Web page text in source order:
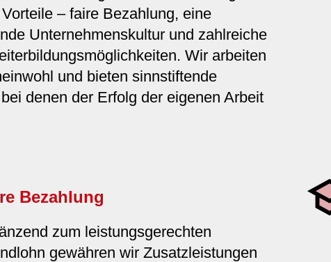
– faire Bezahlung, eine
Unternehmenskultur und zahlreiche
Wir arbeiten
und bieten sinnstiftende
denen der Erfolg der eigenen Arbeit
Bezahlung
zum leistungsgerechten
gewähren wir Zusatzleistungen